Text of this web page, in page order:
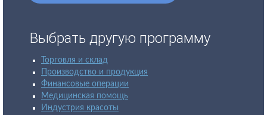
Выбрать другую программу
Торговля и склад
Производство и продукция
Финансовые операции
Медицинская помощь
Индустрия красоты